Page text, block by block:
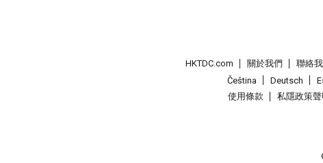
HKTDC.com 關於我們 聯絡
Čeština
Deutsch
使用條款
私隱政策聲